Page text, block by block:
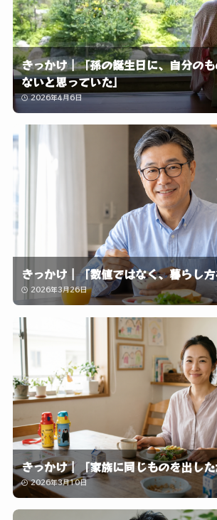
きっかけ｜「孫の誕生日に、自分の
ないと思っていた」
2026年4月6日
きっかけ｜「数値ではなく、暮らし方
2026年3月26日
きっかけ｜「家族に同じものを出した
2026年3月10日